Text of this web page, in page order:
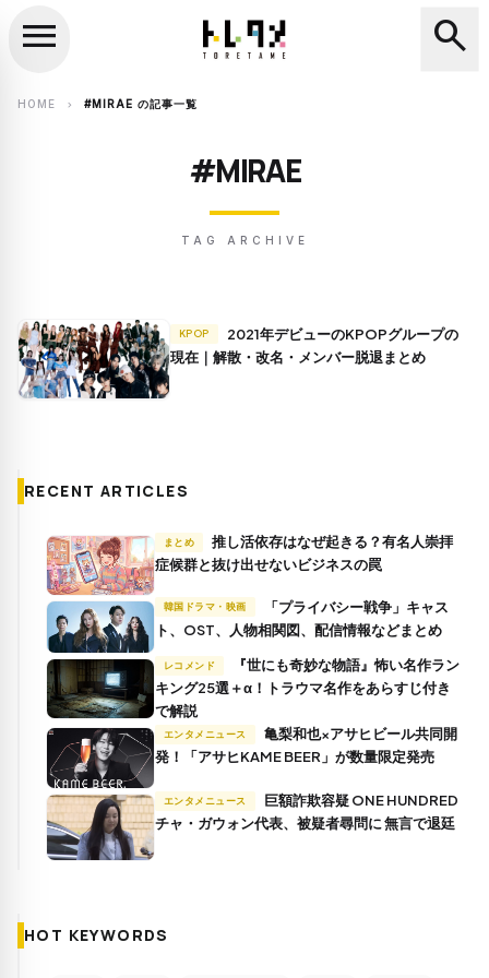
search
menu search
HOME chevron_right #MIRAE の記事一覧
#MIRAE
TAG ARCHIVE
KPOP
現在｜解散・改名・メンバー脱退まとめ
RECENT ARTICLES
まとめ
推し活依存はなぜ起きる？有名人崇拝
症候群と抜け出せないビジネスの罠
韓国ドラマ・映画
ト、OST、人物相関図、配信情報などまとめ
レコメンド
キング25選＋α！トラウマ名作をあらすじ付き
で解説
エンタメニュース
発！「アサヒKAME BEER」が数量限定発売
エンタメニュース
チャ・ガウォン代表、被疑者尋問に 無言で退廷
HOT KEYWORDS